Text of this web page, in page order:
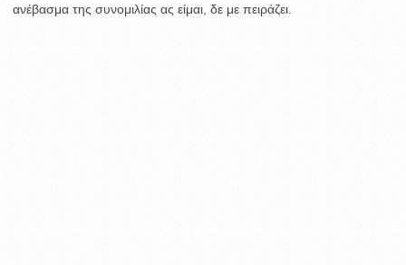
ανέβασμα της συνομιλίας ας είμαι, δε με πειράζει.